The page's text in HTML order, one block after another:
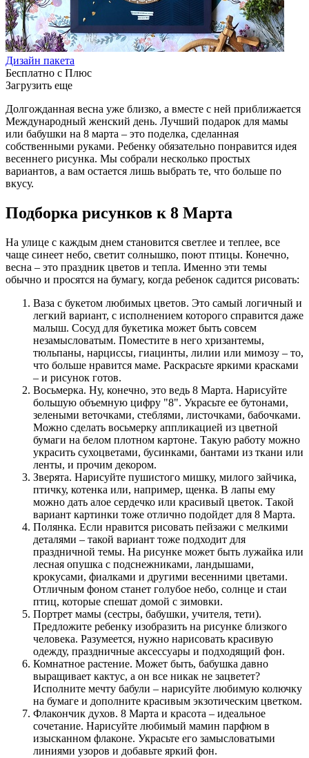
Дизайн пакета
Бесплатно с Плюс
Загрузить еще
Долгожданная весна уже близко, а вместе с ней приближается
Международный женский день. Лучший подарок для мамы
или бабушки на 8 марта – это поделка, сделанная
собственными руками. Ребенку обязательно понравится идея
весеннего рисунка. Мы собрали несколько простых
вариантов, а вам остается лишь выбрать те, что больше по
вкусу.
Подборка рисунков к 8 Марта
На улице с каждым днем становится светлее и теплее, все
чаще синеет небо, светит солнышко, поют птицы. Конечно,
весна – это праздник цветов и тепла. Именно эти темы
обычно и просятся на бумагу, когда ребенок садится рисовать:
Ваза с букетом любимых цветов. Это самый логичный и
легкий вариант, с исполнением которого справится даже
малыш. Сосуд для букетика может быть совсем
незамысловатым. Поместите в него хризантемы,
тюльпаны, нарциссы, гиацинты, лилии или мимозу – то,
что больше нравится маме. Раскрасьте яркими красками
– и рисунок готов.
Восьмерка. Ну, конечно, это ведь 8 Марта. Нарисуйте
большую объемную цифру "8". Украсьте ее бутонами,
зелеными веточками, стеблями, листочками, бабочками.
Можно сделать восьмерку аппликацией из цветной
бумаги на белом плотном картоне. Такую работу можно
украсить сухоцветами, бусинками, бантами из ткани или
ленты, и прочим декором.
Зверята. Нарисуйте пушистого мишку, милого зайчика,
птичку, котенка или, например, щенка. В лапы ему
можно дать алое сердечко или красивый цветок. Такой
вариант картинки тоже отлично подойдет для 8 Марта.
Полянка. Если нравится рисовать пейзажи с мелкими
деталями – такой вариант тоже подходит для
праздничной темы. На рисунке может быть лужайка или
лесная опушка с подснежниками, ландышами,
крокусами, фиалками и другими весенними цветами.
Отличным фоном станет голубое небо, солнце и стаи
птиц, которые спешат домой с зимовки.
Портрет мамы (сестры, бабушки, учителя, тети).
Предложите ребенку изобразить на рисунке близкого
человека. Разумеется, нужно нарисовать красивую
одежду, праздничные аксессуары и подходящий фон.
Комнатное растение. Может быть, бабушка давно
выращивает кактус, а он все никак не зацветет?
Исполните мечту бабули – нарисуйте любимую колючку
на бумаге и дополните красивым экзотическим цветком.
Флакончик духов. 8 Марта и красота – идеальное
сочетание. Нарисуйте любимый мамин парфюм в
изысканном флаконе. Украсьте его замысловатыми
линиями узоров и добавьте яркий фон.